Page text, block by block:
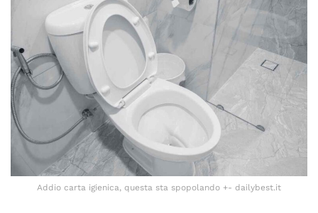
Addio carta igienica, questa sta spopolando +- dailybest.it